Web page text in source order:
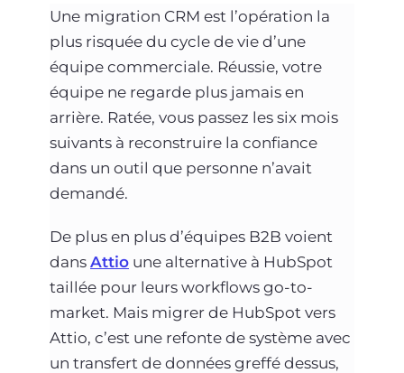
Une migration CRM est l’opération la
plus risquée du cycle de vie d’une
équipe commerciale. Réussie, votre
équipe ne regarde plus jamais en
arrière. Ratée, vous passez les six mois
suivants à reconstruire la confiance
dans un outil que personne n’avait
demandé.
De plus en plus d’équipes B2B voient
dans Attio une alternative à HubSpot
taillée pour leurs workflows go-to-
market. Mais migrer de HubSpot vers
Attio, c’est une refonte de système avec
un transfert de données greffé dessus,